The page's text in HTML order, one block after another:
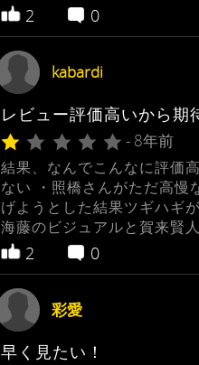
2 0
kabardi
レビュー評価高いから期
- 8年前
結果、なんでこんなに評価
ない ・照橋さんがただ高慢
げようとした結果ツギハギ
海藤のビジュアルと賀来賢
2 0
彩愛
早く見たい！